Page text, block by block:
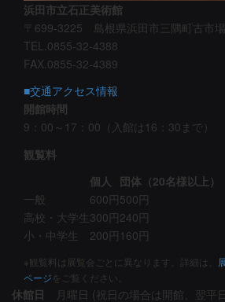
浜田市立石正美術館
〒699-3225 島根県浜田市三隅町古市
TEL.0855-32-4388
FAX.0855-32-4389
■交通アクセス情報
開館時間
9：00～17：00（入館は16：30まで）
観覧料
個人
団体（20名様以上）
一般
600円500円
高校・大学生300円240円
小・中学生
200円 160円
※観覧料は展覧会ごとに異なります。詳細は、
ページをご覧ください。
休館日 月曜日 (祝日の場合は開館、翌平